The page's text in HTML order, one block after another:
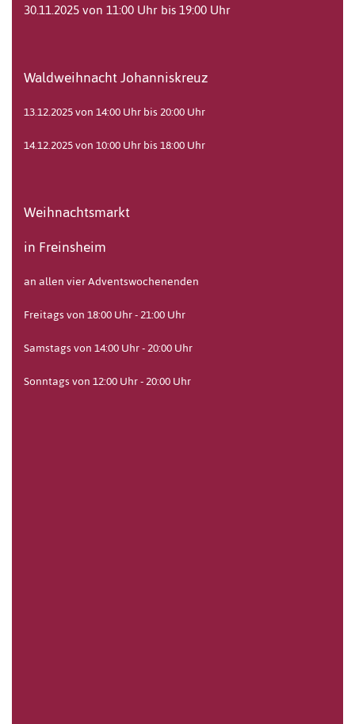
30.11.2025 von 11:00 Uhr bis 19:00 Uhr
Waldweihnacht Johanniskreuz
13.12.2025 von 14:00 Uhr bis 20:00 Uhr
14.12.2025 von 10:00 Uhr bis 18:00 Uhr
Weihnachtsmarkt
in Freinsheim
an allen vier Adventswochenenden
Freitags von 18:00 Uhr - 21:00 Uhr
Samstags von 14:00 Uhr - 20:00 Uhr
Sonntags von 12:00 Uhr - 20:00 Uhr